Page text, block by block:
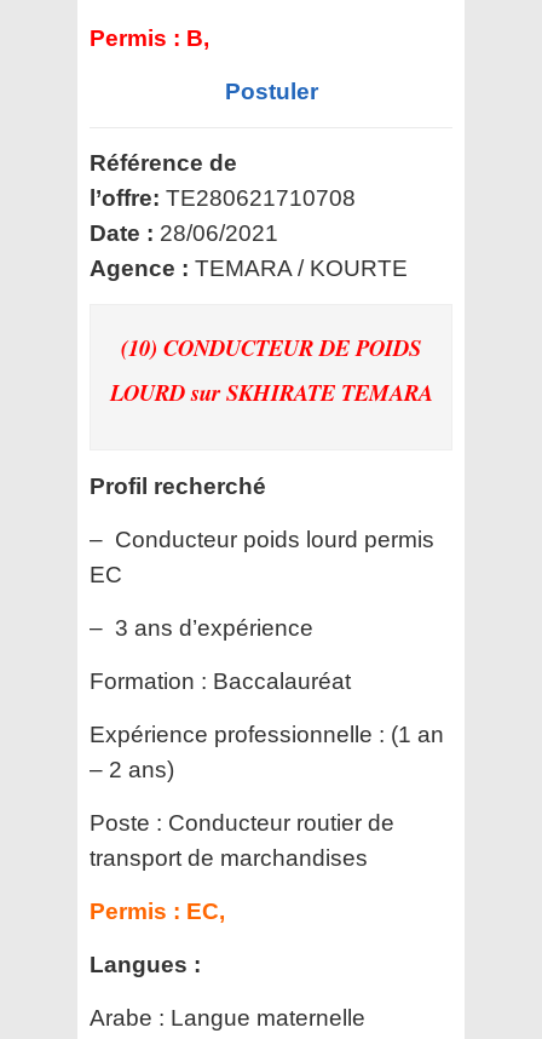
Permis : B,
Postuler
Référence de
l’offre: TE280621710708
Date : 28/06/2021
Agence : TEMARA / KOURTE
(10) CONDUCTEUR DE POIDS
LOURDsur SKHIRATE TEMARA
Profil recherché
– Conducteur poids lourd permis
EC
– 3 ans d’expérience
Formation : Baccalauréat
Expérience professionnelle : (1 an
– 2 ans)
Poste : Conducteur routier de
transport de marchandises
Permis : EC,
Langues :
Arabe : Langue maternelle